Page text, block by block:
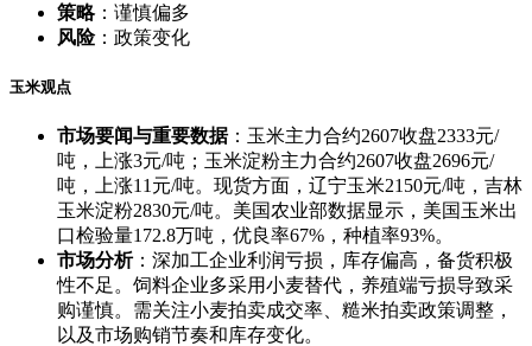
策略：谨慎偏多
风险：政策变化
玉米观点
市场要闻与重要数据：玉米主力合约2607收盘2333元/
吨，上涨3元/吨；玉米淀粉主力合约2607收盘2696元/
吨，上涨11元/吨。现货方面，辽宁玉米2150元/吨，吉林
玉米淀粉2830元/吨。美国农业部数据显示，美国玉米出
口检验量172.8万吨，优良率67%，种植率93%。
市场分析：深加工企业利润亏损，库存偏高，备货积极
性不足。饲料企业多采用小麦替代，养殖端亏损导致采
购谨慎。需关注小麦拍卖成交率、糙米拍卖政策调整，
以及市场购销节奏和库存变化。